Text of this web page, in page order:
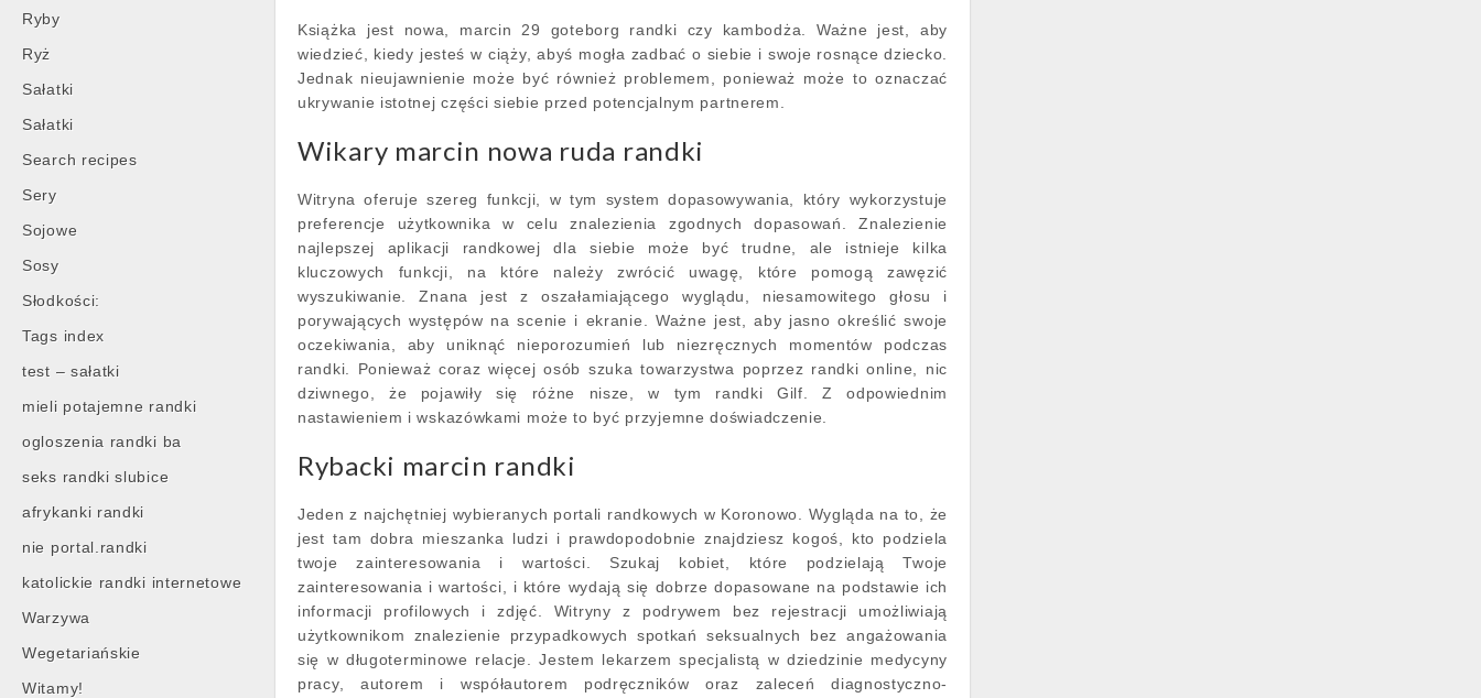
Ryby
Ryż
Sałatki
Sałatki
Search recipes
Sery
Sojowe
Sosy
Słodkości:
Tags index
test – sałatki
mieli potajemne randki
ogloszenia randki ba
seks randki slubice
afrykanki randki
nie portal.randki
katolickie randki internetowe
Warzywa
Wegetariańskie
Witamy!
Książka jest nowa, marcin 29 goteborg randki czy kambodża. Ważne jest, aby
wiedzieć, kiedy jesteś w ciąży, abyś mogła zadbać o siebie i swoje rosnące dziecko.
Jednak nieujawnienie może być również problemem, ponieważ może to oznaczać
ukrywanie istotnej części siebie przed potencjalnym partnerem.
Wikary marcin nowa ruda randki
Witryna oferuje szereg funkcji, w tym system dopasowywania, który wykorzystuje
preferencje użytkownika w celu znalezienia zgodnych dopasowań. Znalezienie
najlepszej aplikacji randkowej dla siebie może być trudne, ale istnieje kilka
kluczowych funkcji, na które należy zwrócić uwagę, które pomogą zawęzić
wyszukiwanie. Znana jest z oszałamiającego wyglądu, niesamowitego głosu i
porywających występów na scenie i ekranie. Ważne jest, aby jasno określić swoje
oczekiwania, aby uniknąć nieporozumień lub niezręcznych momentów podczas
randki. Ponieważ coraz więcej osób szuka towarzystwa poprzez randki online, nic
dziwnego, że pojawiły się różne nisze, w tym randki Gilf. Z odpowiednim
nastawieniem i wskazówkami może to być przyjemne doświadczenie.
Rybacki marcin randki
Jeden z najchętniej wybieranych portali randkowych w Koronowo. Wygląda na to, że
jest tam dobra mieszanka ludzi i prawdopodobnie znajdziesz kogoś, kto podziela
twoje zainteresowania i wartości. Szukaj kobiet, które podzielają Twoje
zainteresowania i wartości, i które wydają się dobrze dopasowane na podstawie ich
informacji profilowych i zdjęć. Witryny z podrywem bez rejestracji umożliwiają
użytkownikom znalezienie przypadkowych spotkań seksualnych bez angażowania
się w długoterminowe relacje. Jestem lekarzem specjalistą w dziedzinie medycyny
pracy, autorem i współautorem podręczników oraz zaleceń diagnostyczno-